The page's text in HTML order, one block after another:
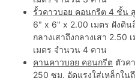
รั้วคาวบอย คอนกรีต 4 ชั้น
6" x 6" x 2.00 เมตร ฝังดิ
กลางเสาถึงกลางเสา
เมตร จำนวน 4 คาน
คานคาวบอย คอนกรีต ตัวค
250 ซม. อัดแรงใส่เหล็กใน